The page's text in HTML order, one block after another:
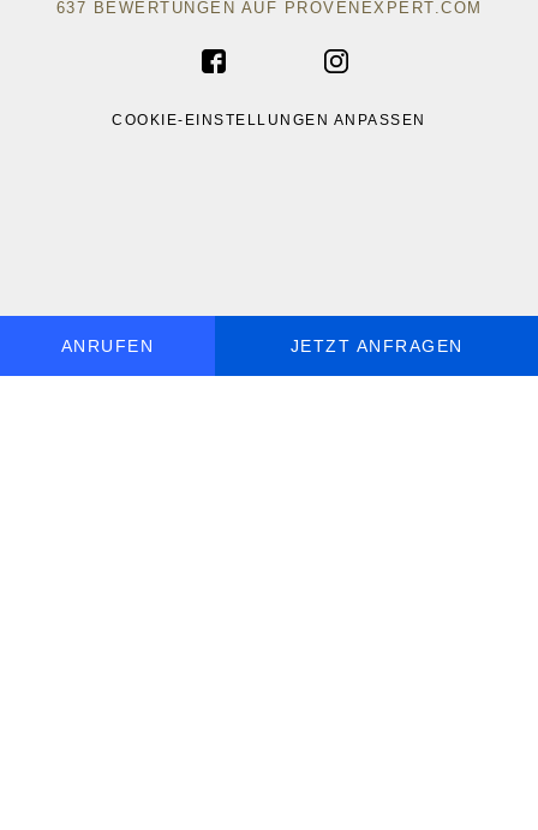
ACAD WRITE
637 BEWERTUNGEN AUF PROVENEXPERT.COM
ANRUFEN JETZT ANFRAGEN
COOKIE-EINSTELLUNGEN ANPASSEN